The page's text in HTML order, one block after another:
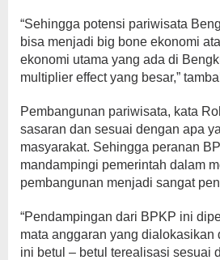
“Sehingga potensi pariwisata
bisa menjadi big bone ekonomi
ekonomi utama yang ada di
multiplier effect yang besar,”
Pembangunan pariwisata, kata
sasaran dan sesuai dengan apa
masyarakat. Sehingga peranan
mandampingi pemerintah dalam
pembangunan menjadi sangat
“Pendampingan dari BPKP ini
mata anggaran yang dialokasikan
ini betul – betul terealisasi sesuai